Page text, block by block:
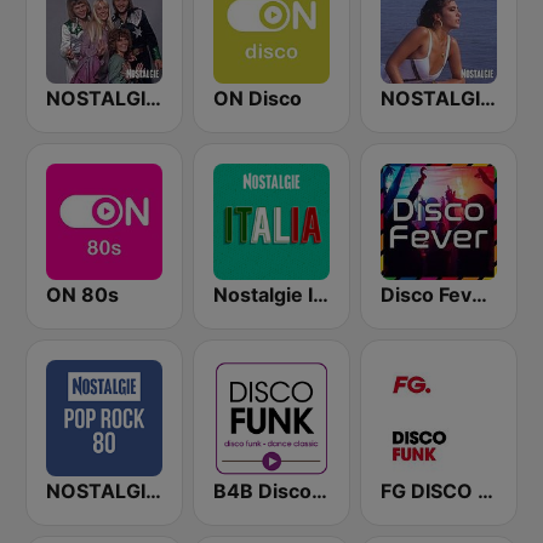
NOSTALGIE DISCO FEVER ON Disco NOSTALGIE ITALO DISCO
ON 80s Nostalgie Italia Disco Fever - von 80er 90er OLDIE ANTENNE
NOSTALGIE Pop Rock 80 B4B Disco Funk FG DISCO FUNK